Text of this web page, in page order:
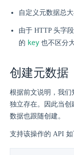
自定义元数据总
由于 HTTP 头字
的 key 也不区分
创建元数据
根据前文说明，我们
独立存在。因此当
数据也跟随创建。
支持该操作的 API 如